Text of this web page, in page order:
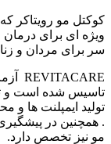
ویژه ای برای
سر برای مردان و
تاسیس شده است و
تولید ایمپلنت ها
. همچنین در
مو نیز تخصص دارد.